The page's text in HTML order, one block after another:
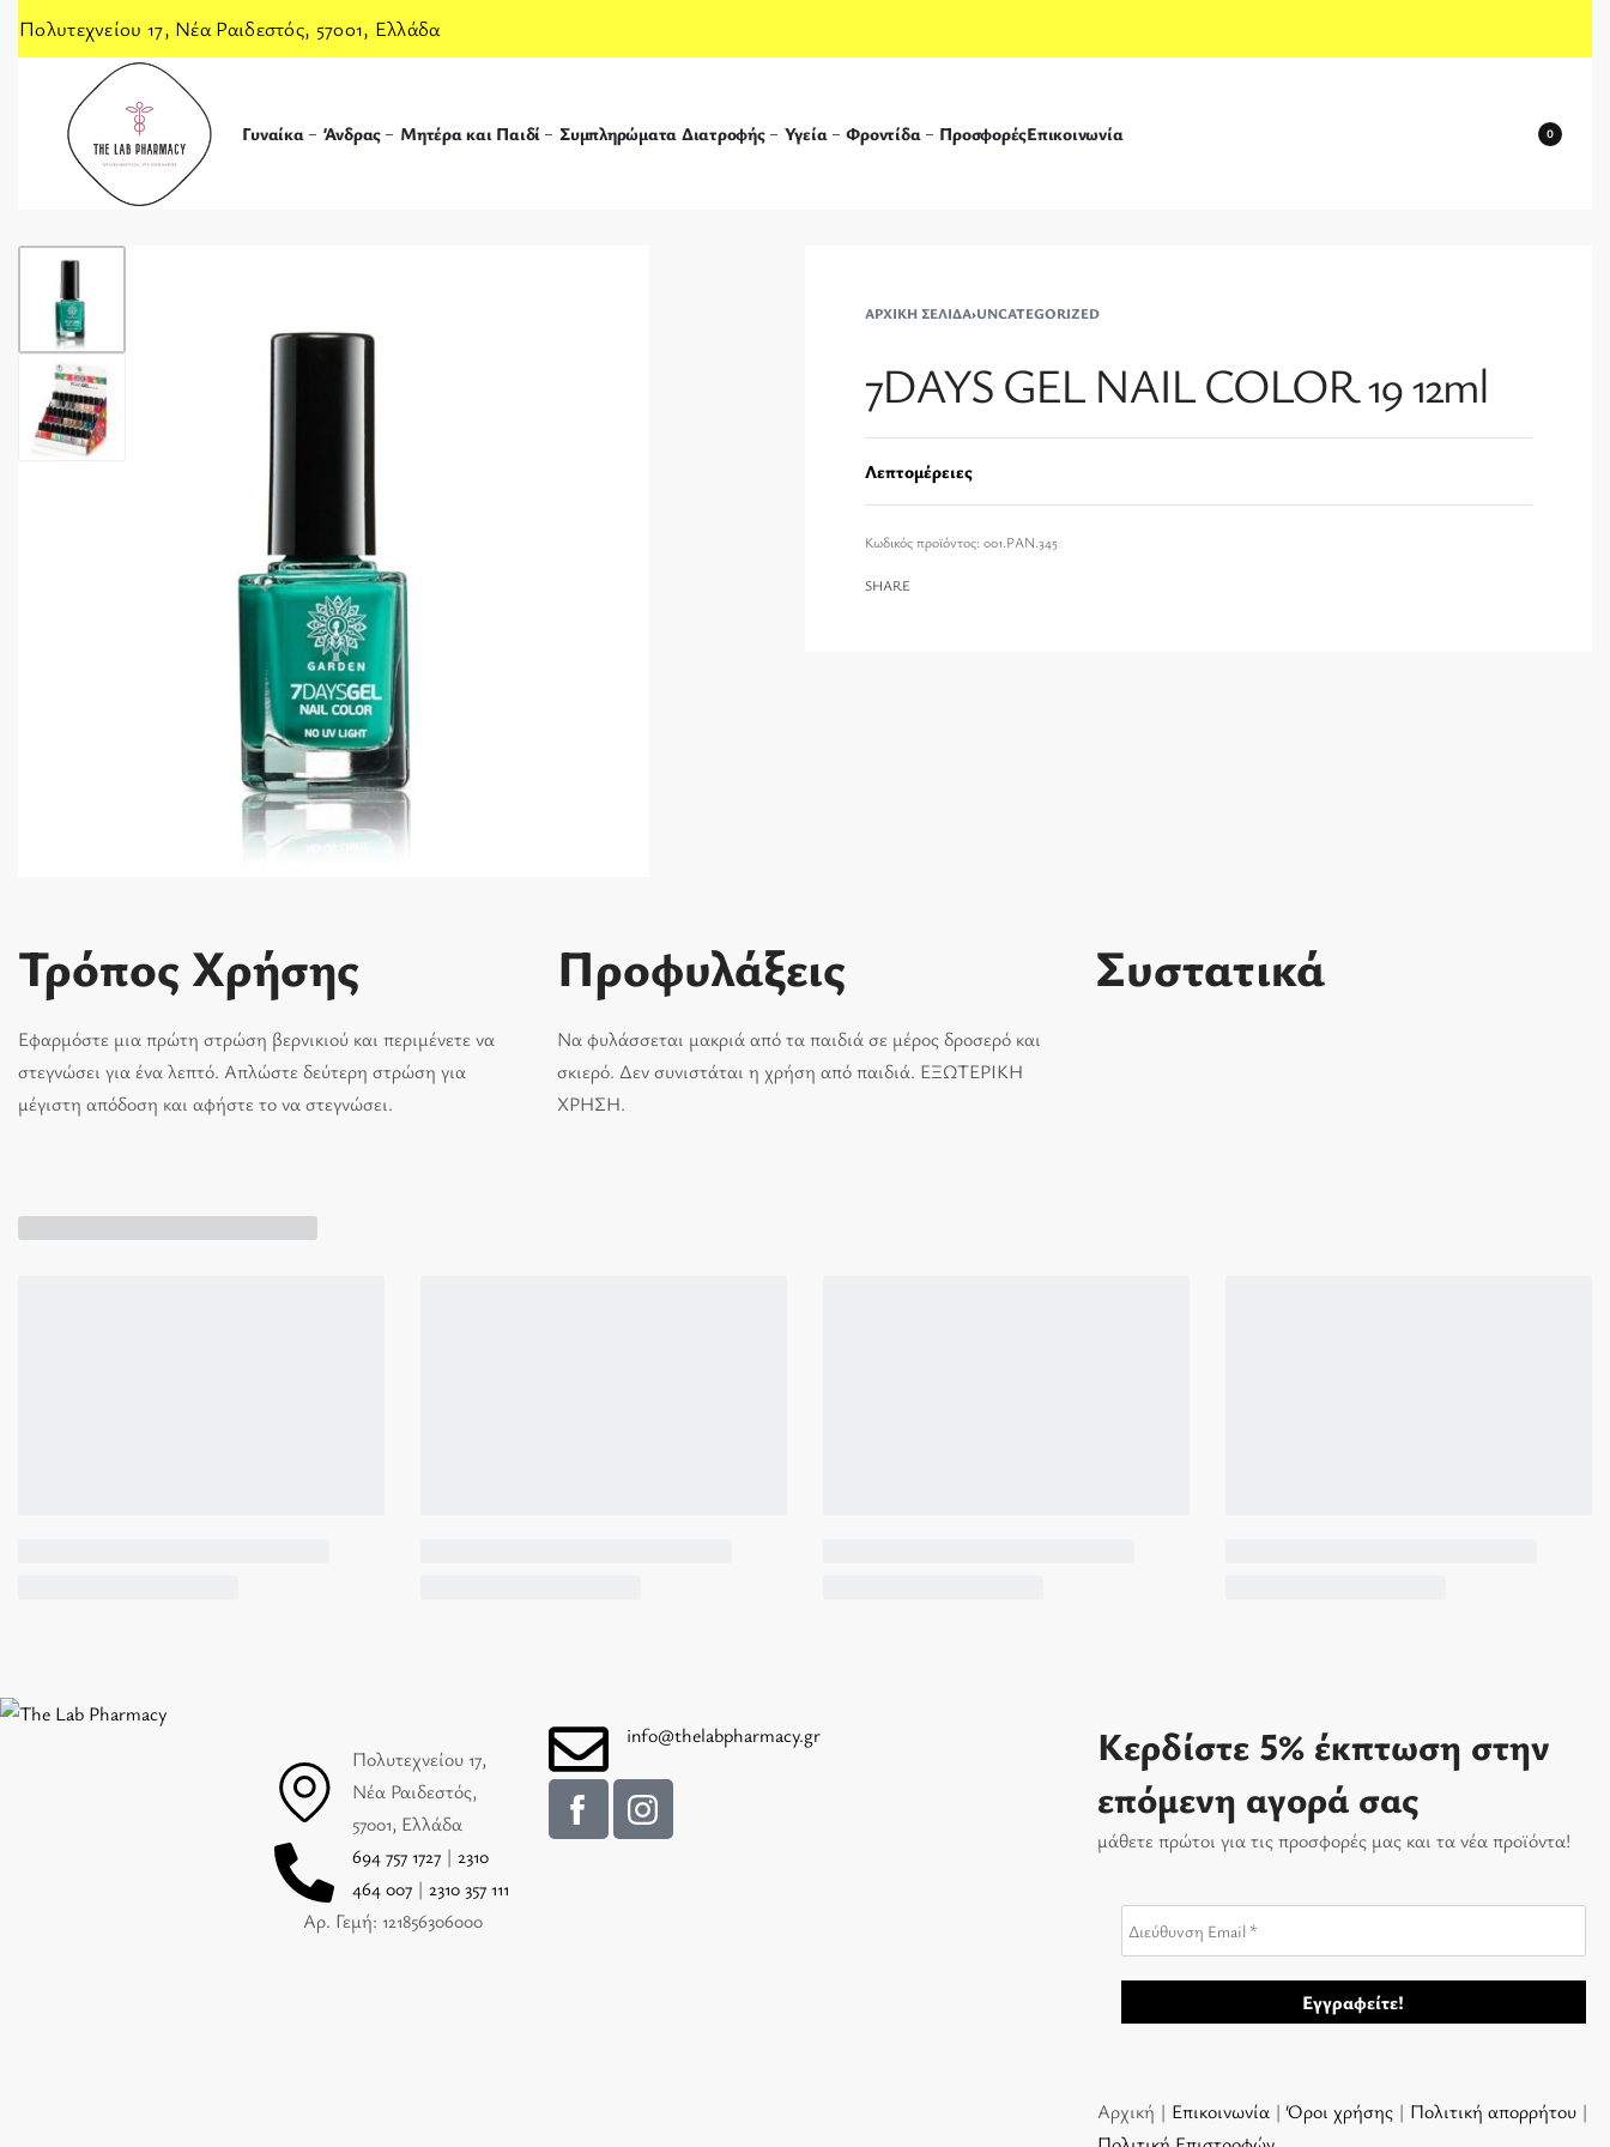
Πολυτεχνείου 17, Νέα Ραιδεστός, 57001, Ελλάδα
Γυναίκα Άνδρας Μητέρα και Παιδί Συμπληρώματα Διατροφής Υγεία Φροντίδα ΠροσφορέςΕπικοινωνία 0
ΑΡΧΙΚΉ ΣΕΛΊΔΑ›UNCATEGORIZED
7DAYS GEL NAIL COLOR 19 12ml
Λεπτομέρειες
001.PAN.345
SHARE
Τρόπος Χρήσης
Εφαρμόστε μια πρώτη στρώση βερνικιού και περιμένετε να
στεγνώσει για ένα λεπτό. Απλώστε δεύτερη στρώση για
μέγιστη απόδοση και αφήστε το να στεγνώσει.
Προφυλάξεις
Να φυλάσσεται μακριά από τα παιδιά σε μέρος δροσερό και
σκιερό. Δεν συνιστάται η χρήση από παιδιά. ΕΞΩΤΕΡΙΚΗ
ΧΡΗΣΗ.
Συστατικά
Πολυτεχνείου 17,
Νέα Ραιδεστός,
57001, Ελλάδα
694 757 1727| 2310
464 007 | 2310 357 111
Αρ. Γεμή: 121856306000
info@thelabpharmacy.gr
Κερδίστε 5% έκπτωση στην
επόμενη αγορά σας
μάθετε πρώτοι για τις προσφορές μας και τα νέα προϊόντα!
Αρχική | Επικοινωνία |Όροι χρήσης| Πολιτική απορρήτου|